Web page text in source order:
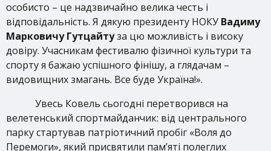
особисто – це надзвичайно велика честь і
відповідальність. Я дякую президенту НОКУ Вадиму
Марковичу Гутцайтуза цю можливість і високу
довіру. Учасникам фестивалю фізичної культури та
спорту я бажаю успішного фінішу, а глядачам –
видовищних змагань. Все буде Україна!».
Увесь Ковель сьогодні перетворився на
велетенський спортмайданчик: від центрального
парку стартував патріотичний пробіг «Воля до
Перемоги», який присвятили пам’яті полеглих